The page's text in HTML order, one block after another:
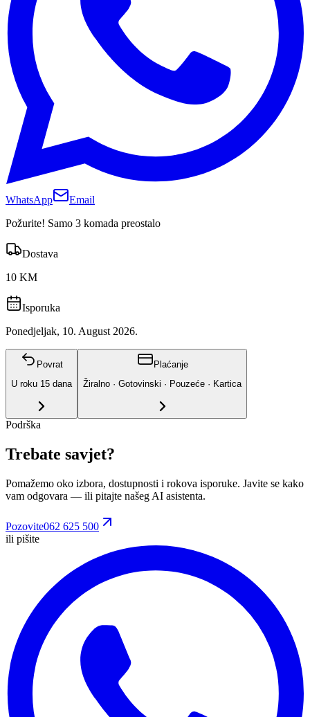
WhatsApp
Email
Požurite! Samo 3 komada preostalo
Dostava
10 KM
Isporuka
Ponedjeljak, 10. August 2026.
Povrat
U roku 15 dana
Plaćanje
Žiralno · Gotovinski · Pouzeće · Kartica
Podrška
Trebate savjet?
Pomažemo oko izbora, dostupnosti i rokova isporuke. Javite se kako
vam odgovara — ili pitajte našeg AI asistenta.
Pozovite062 625 500
ili pišite